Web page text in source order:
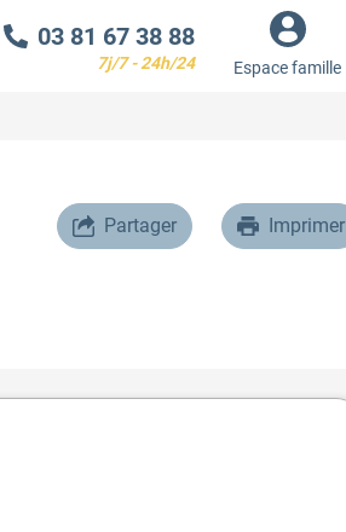
03 81 67 38 88
7j/7 - 24h/24 Espace famille
Partager Imprimer